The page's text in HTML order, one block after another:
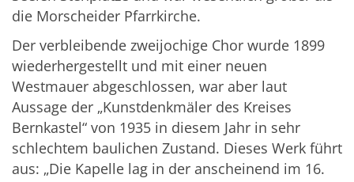
die Morscheider Pfarrkirche.
Der verbleibende zweijochige Chor wurde 1899
wiederhergestellt und mit einer neuen
Westmauer abgeschlossen, war aber laut
Aussage der „Kunstdenkmäler des Kreises
Bernkastel“ von 1935 in diesem Jahr in sehr
schlechtem baulichen Zustand. Dieses Werk führt
aus: „Die Kapelle lag in der anscheinend im 16.